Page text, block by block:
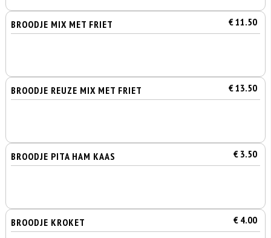
BROODJE MIX MET FRIET € 11.50
BROODJE REUZE MIX MET FRIET € 13.50
BROODJE PITA HAM KAAS € 3.50
BROODJE KROKET € 4.00